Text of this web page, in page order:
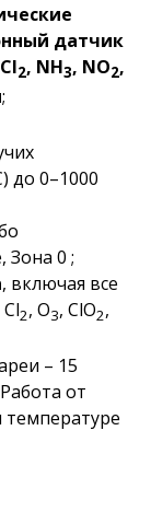
датчик
2, NH3, NO2,
;
до 0–1000
Зона 0 ;
, включая все
Cl2, O3, ClO2,
– 15
от
температуре